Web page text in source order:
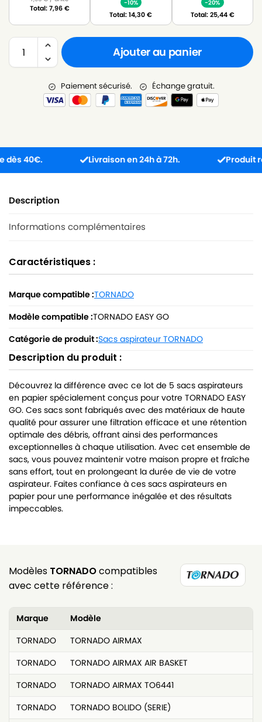
Total:7,96€
-10%
Total:14,30€
-20%
Total:25,44€
Ajouter au panier
Paiement sécurisé. Échange gratuit.
Livraison en 24h à 72h. Produit reçu
Description
Informations complémentaires
Caractéristiques :
Marque compatible :TORNADO
Modèle compatible :TORNADO EASY GO
Catégorie de produit :Sacs aspirateur TORNADO
Description du produit :
Découvrez la différence avec ce lot de 5 sacs aspirateurs
en papier spécialement conçus pour votre TORNADO EASY
GO. Ces sacs sont fabriqués avec des matériaux de haute
qualité pour assurer une filtration efficace et une rétention
optimale des débris, offrant ainsi des performances
exceptionnelles à chaque utilisation. Avec cet ensemble de
sacs, vous pouvez maintenir votre maison propre et fraîche
sans effort, tout en prolongeant la durée de vie de votre
aspirateur. Faites confiance à ces sacs aspirateurs en
papier pour une performance inégalée et des résultats
impeccables.
Modèles TORNADOcompatibles
avec cette référence :
Marque
Modèle
TORNADO
TORNADO AIRMAX
TORNADO
TORNADO AIRMAX AIR BASKET
TORNADO
TORNADO AIRMAX TO6441
TORNADO
TORNADO BOLIDO (SERIE)